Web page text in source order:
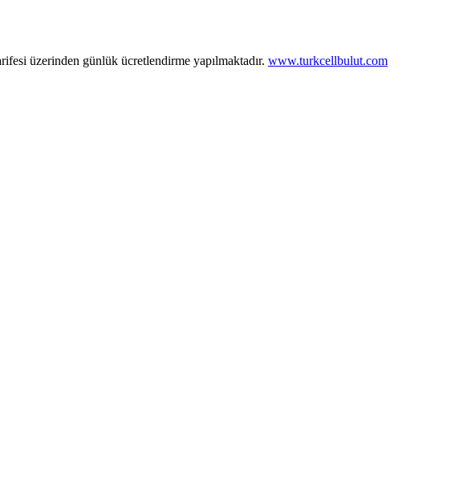
üzerinden günlük ücretlendirme yapılmaktadır. www.turkcellbulut.com